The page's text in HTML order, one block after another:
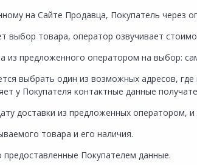
на Сайте Продавца, Покупатель
выбор товара, оператор озвучивает
из предложенного оператором на выбор:
выбрать один из возможных адресов,
у Покупателя контактные данные
доставки из предложенных оператором,
товара и его наличия.
предоставленные Покупателем данные.